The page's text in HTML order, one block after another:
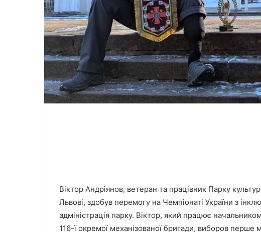
Віктор Андріянов, ветеран та працівник Парку
Львові, здобув перемогу на Чемпіонаті України з
адміністрація парку. Віктор, який працює
116-ї окремої механізованої бригади, виборов перше